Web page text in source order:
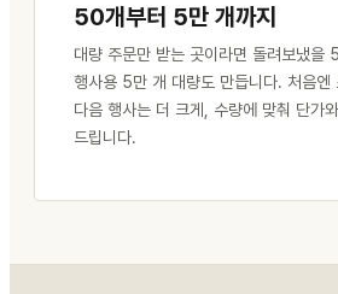
50개부터 5만 개까지
대량 주문만 받는 곳이라면 돌려보냈을
행사용 5만 개 대량도 만듭니다. 처음엔
다음 행사는 더 크게, 수량에 맞춰 단가
드립니다.